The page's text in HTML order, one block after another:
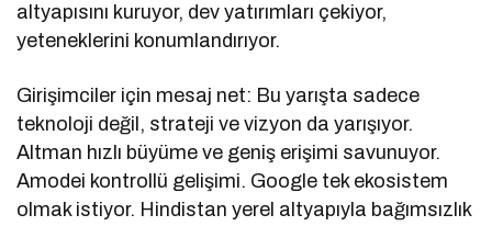
altyapısını kuruyor, dev yatırımları çekiyor,
yeteneklerini konumlandırıyor.
Girişimciler için mesaj net: Bu yarışta sadece
teknoloji değil, strateji ve vizyon da yarışıyor.
Altman hızlı büyüme ve geniş erişimi savunuyor.
Amodei kontrollü gelişimi. Google tek ekosistem
olmak istiyor. Hindistan yerel altyapıyla bağımsızlık